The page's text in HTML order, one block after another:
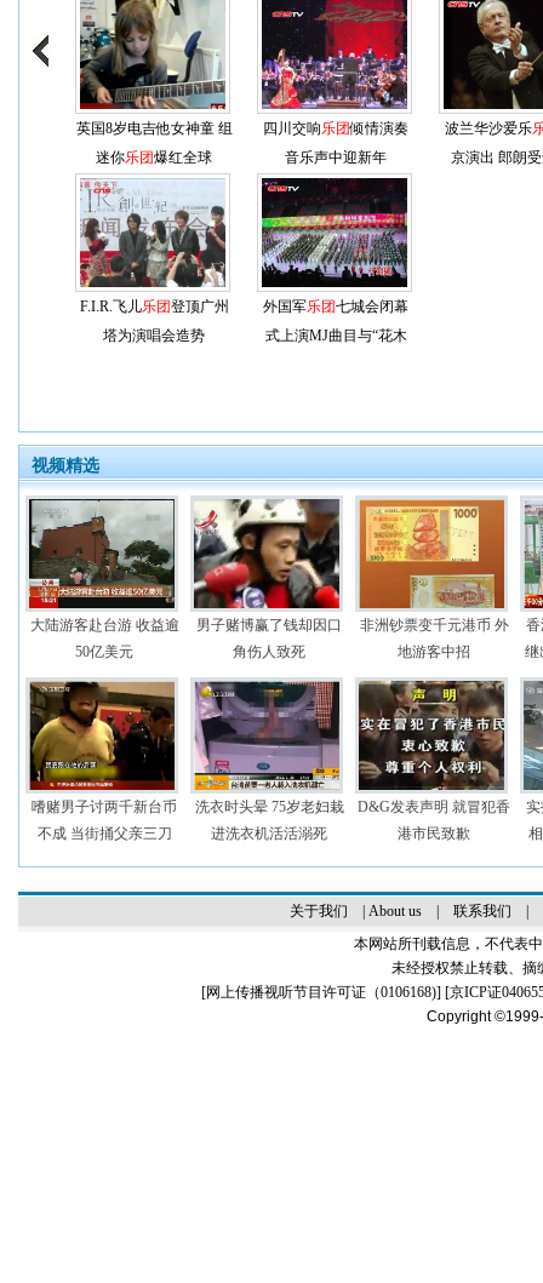
英国8岁电吉他女神童 组
迷你乐团爆红全球
四川交响乐团倾情演奏
音乐声中迎新年
波兰华沙爱乐
京演出 郎朗
F.I.R.飞儿乐团登顶广州
塔为演唱会造势
外国军乐团七城会闭幕
式上演MJ曲目与“花木
视频精选
大陆游客赴台游 收益逾
50亿美元
男子赌博赢了钱却因口
角伤人致死
非洲钞票变千元港币 外
地游客中招
继
嗜赌男子讨两千新台币
不成 当街捅父亲三刀
洗衣时头晕 75岁老妇栽
进洗衣机活活溺死
D&G发表声明 就冒犯香
港市民致歉
关于我们 About us| 联系我们
本网站所刊载信息，不代表
未经授权禁止转载、摘
[网上传播视听节目许可证（0106168)] [京ICP证
Copyright